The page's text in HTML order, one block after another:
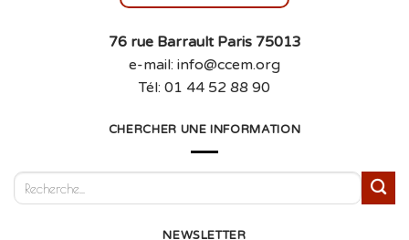
76 rue Barrault Paris 75013
e-mail: info@ccem.org
Tél: 01 44 52 88 90
CHERCHER UNE INFORMATION
NEWSLETTER